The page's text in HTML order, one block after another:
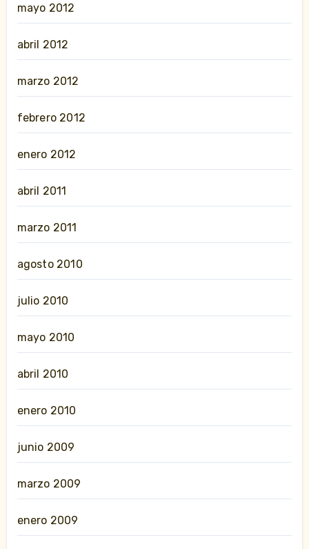
mayo 2012
abril 2012
marzo 2012
febrero 2012
enero 2012
abril 2011
marzo 2011
agosto 2010
julio 2010
mayo 2010
abril 2010
enero 2010
junio 2009
marzo 2009
enero 2009